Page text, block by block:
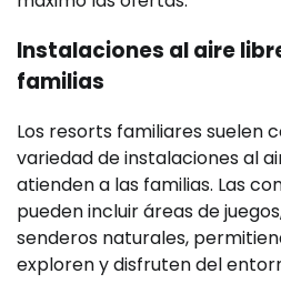
Instalaciones al aire
familias
Los resorts familiares suelen
variedad de instalaciones al
atienden a las familias. Las
pueden incluir áreas de
senderos naturales,
exploren y disfruten del